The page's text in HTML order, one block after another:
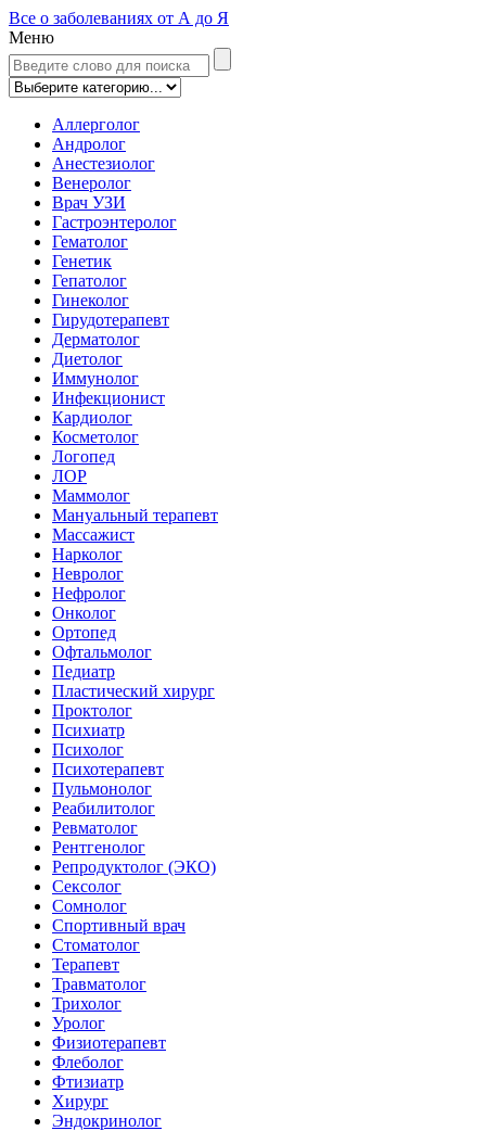
Все о заболеваниях от А до Я
Меню
Аллерголог
Андролог
Анестезиолог
Венеролог
Врач УЗИ
Гастроэнтеролог
Гематолог
Генетик
Гепатолог
Гинеколог
Гирудотерапевт
Дерматолог
Диетолог
Иммунолог
Инфекционист
Кардиолог
Косметолог
Логопед
ЛОР
Маммолог
Мануальный терапевт
Массажист
Нарколог
Невролог
Нефролог
Онколог
Ортопед
Офтальмолог
Педиатр
Пластический хирург
Проктолог
Психиатр
Психолог
Психотерапевт
Пульмонолог
Реабилитолог
Ревматолог
Рентгенолог
Репродуктолог (ЭКО)
Сексолог
Сомнолог
Спортивный врач
Стоматолог
Терапевт
Травматолог
Трихолог
Уролог
Физиотерапевт
Флеболог
Фтизиатр
Хирург
Эндокринолог